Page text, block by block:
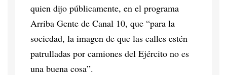
quien dijo públicamente, en el programa
Arriba Gente de Canal 10, que “para la
sociedad, la imagen de que las calles estén
patrulladas por camiones del Ejército no es
una buena cosa”.